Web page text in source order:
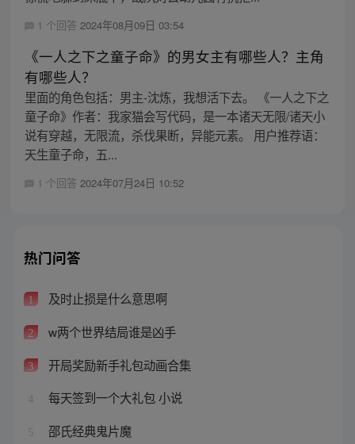
1 个回答 2024年08月09日 03:54
《一人之下之童子命》的男女主有哪些人？主角
有哪些人？
里面的角色包括：男主-沈炼，我想活下去。 《一人之下之
童子命》作者：我家猫会写代码，是一本诸天无限/诸天小
说有穿越，无限流，杀伐果断，异能元素。 用户推荐语：
天生童子命，五...
1 个回答 2024年07月24日 10:52
热门问答
1 及时止损是什么意思啊
2 w两个世界结局谁是凶手
3 开局奖励新手礼包动画合集
4 每天签到一个大礼包 小说
5 邵氏经典鬼片魔